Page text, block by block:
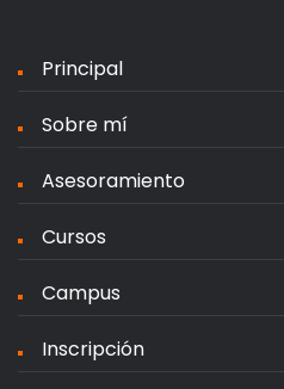
Principal
Sobre mí
Asesoramiento
Cursos
Campus
Inscripción